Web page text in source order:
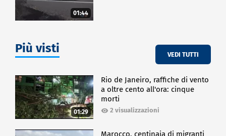
01:44
Più visti VEDI TUTTI
01:29
Rio de Janeiro, raffiche di vento
a oltre cento all'ora: cinque
morti
2 visualizzazioni
Marocco, centinaia di migranti